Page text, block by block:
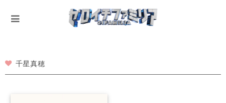
千星真穂